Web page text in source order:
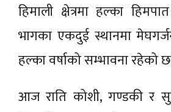
हिमाली क्षेत्रमा हल्का
भागका एकदुई स्थानमा
हल्का वर्षाको सम्भावना रहेको
आज राति कोशी, गण्डकी र